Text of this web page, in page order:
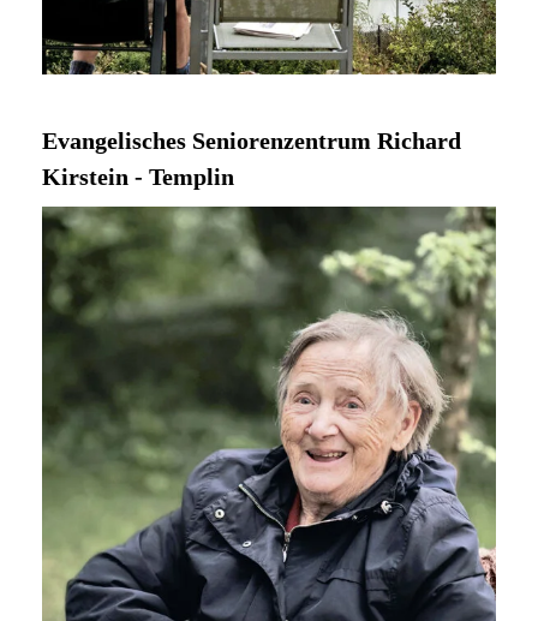
Evangelisches Seniorenzentrum Richard
Kirstein - Templin